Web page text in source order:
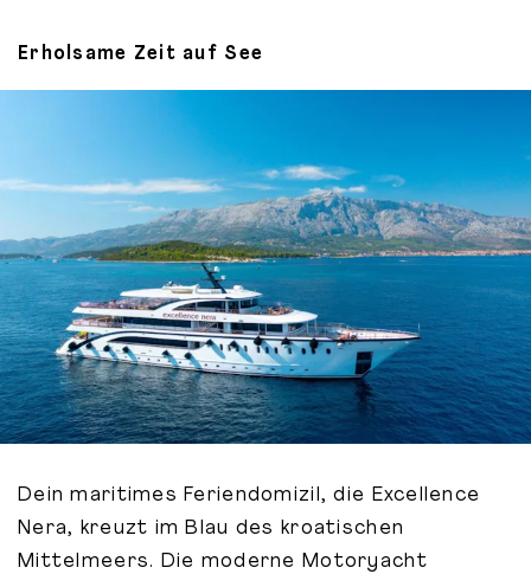
Erholsame Zeit auf See
Dein maritimes Feriendomizil, die Excellence
Nera, kreuzt im Blau des kroatischen
Mittelmeers. Die moderne Motoryacht